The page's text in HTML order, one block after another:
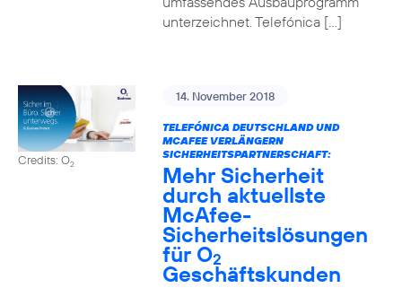
unterzeichnet. Telefónica […]
Credits: O2
14. November 2018
TELEFÓNICA DEUTSCHLAND UND
MCAFEE VERLÄNGERN
SICHERHEITSPARTNERSCHAFT:
Mehr Sicherheit
durch aktuellste
McAfee-
Sicherheitslösungen
für O2
Geschäftskunden